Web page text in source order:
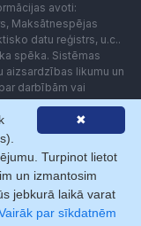
avoti:
Maksātnespējas
datu reģistrs, u.c..
spēka. Sistēmas
aizsardzības likumu un
darbībām vai
Lietotājam aizliegts
(robotus)
ar Firmas.lv. Galvenā
ar
✖
Turpinot lietot
un izmantosim
jebkurā laikā varat
par sīkdatnēm